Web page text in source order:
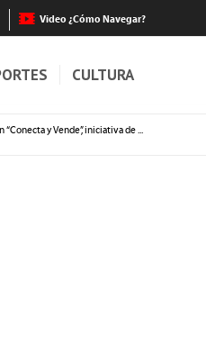
Video ¿Cómo Navegar?
CULTURA
y Vende”, iniciativa de ...